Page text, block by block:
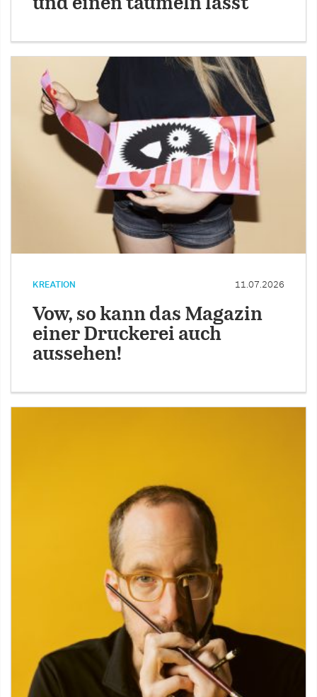
und einen taumeln lässt
KREATION 11.07.2026
Vow, so kann das Magazin
einer Druckerei auch
aussehen!